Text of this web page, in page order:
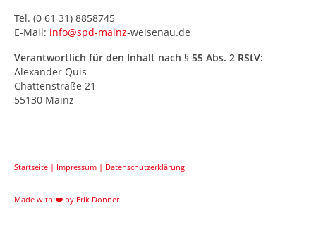
Tel. (0 61 31) 8858745
E-Mail: info@spd-mainz-weisenau.de
Verantwortlich für den Inhalt nach § 55 Abs. 2 RStV:
Alexander Quis
Chattenstraße 21
55130 Mainz
Startseite | Impressum | Datenschutzerklärung
Made with ❤️ by Erik Donner